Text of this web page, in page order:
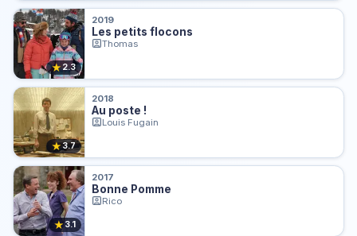
★2.3
2019
Les petits flocons
Thomas
★3.7
2018
Au poste !
Louis Fugain
★3.1
2017
Bonne Pomme
Rico